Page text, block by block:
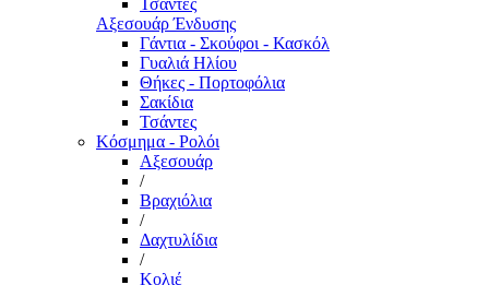
Τσάντες
Αξεσουάρ Ένδυσης
Γάντια - Σκούφοι - Κασκόλ
Γυαλιά Ηλίου
Θήκες - Πορτοφόλια
Σακίδια
Τσάντες
Κόσμημα - Ρολόι
Αξεσουάρ
/
Βραχιόλια
/
Δαχτυλίδια
/
Κολιέ